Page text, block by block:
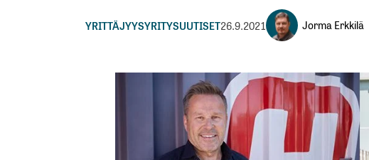
YRITTÄJYYSYRITYSUUTISET26.9.2021 Jorma Erkkilä